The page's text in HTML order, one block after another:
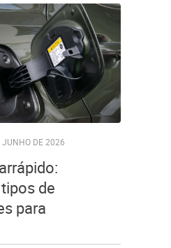
JUNHO DE 2026
de
para